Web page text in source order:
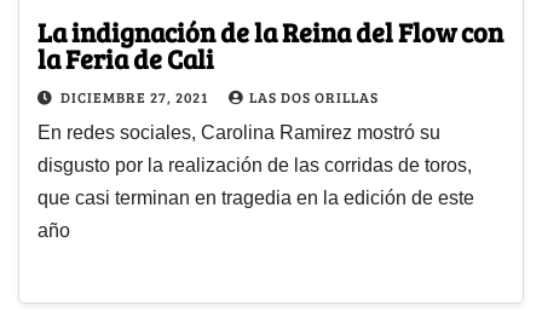
La indignación de la Reina del Flow con
la Feria de Cali
DICIEMBRE 27, 2021 LAS DOS ORILLAS
En redes sociales, Carolina Ramirez mostró su
disgusto por la realización de las corridas de toros,
que casi terminan en tragedia en la edición de este
año